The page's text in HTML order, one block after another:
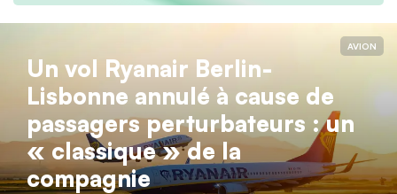
AVION
Un vol Ryanair Berlin-
Lisbonne annulé à cause de
passagers perturbateurs : un
« classique » de la
compagnie